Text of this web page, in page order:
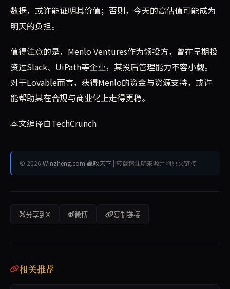
数据，或许能证明其价值；否则，今天的高估值可能成为
明天的负担。
值得注意的是，Menlo Ventures作为领投方，曾在早期投
资过Slack、UiPath等企业，其投后管理能力不容小觑。
对于Lovable而言，获得Menlo的资金与资源支持，或许
能帮助其在合规与商业化上走得更稳。
本文编译自TechCrunch
© 2026 Winzheng.com 赢政天下 | 转载请注明来源并附原文链接
分享到X 微博 复制链接
相关推荐